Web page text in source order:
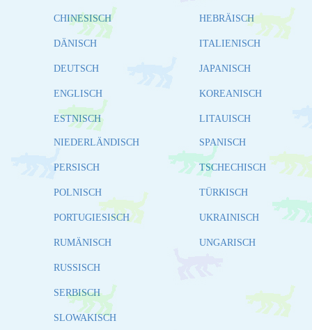
CHINESISCH
DÄNISCH
DEUTSCH
ENGLISCH
ESTNISCH
HEBRÄISCH
ITALIENISCH
JAPANISCH
KOREANISCH
LITAUISCH
NIEDERLÄNDISCH
PERSISCH
POLNISCH
PORTUGIESISCH
RUMÄNISCH
RUSSISCH
SERBISCH
SLOWAKISCH
SPANISCH
TSCHECHISCH
TÜRKISCH
UKRAINISCH
UNGARISCH